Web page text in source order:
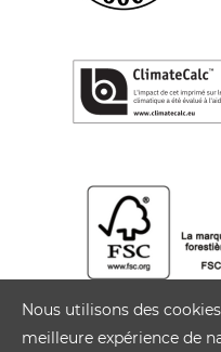
Nous utilisons des
meilleure expérience de